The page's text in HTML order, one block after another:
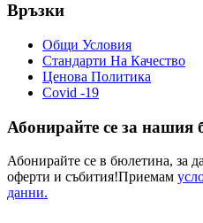
Връзки
Общи Условия
Стандарти На Качество
Ценова Политика
Covid -19
Абонирайте се за нашия
Абонирайте се в бюлетина, за
оферти и събития!Приемам
данни.